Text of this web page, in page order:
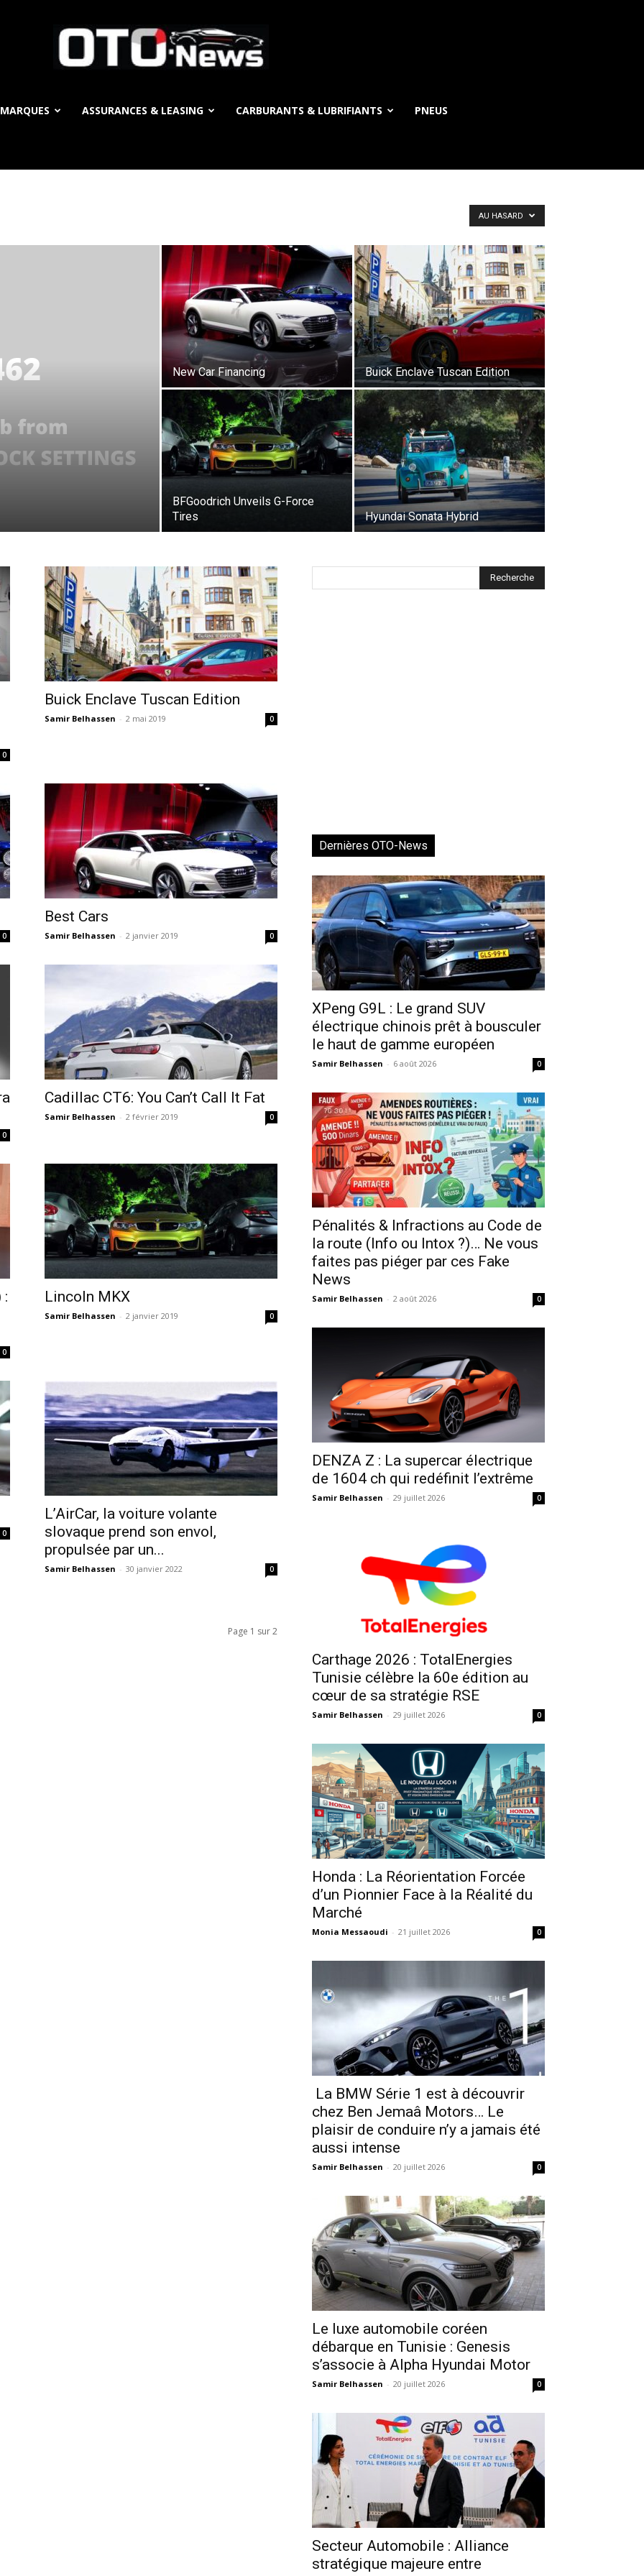
OTO
ASSURANCES & LEASING CARBURANTS & LUBRIFIANTS PNEUS
AU HASARD
New Car Financing Buick Enclave Tuscan Edition
BFGoodrich Unveils G-Force
Tires
Hyundai Sonata Hybrid
0
Buick Enclave Tuscan Edition
Samir Belhassen - 2 mai 2019 0
0
Best Cars
Samir Belhassen - 2 janvier 2019 0
0
Cadillac CT6: You Can’t Call It Fat
Samir Belhassen - 2 février 2019 0
:
0
Lincoln MKX
Samir Belhassen - 2 janvier 2019 0
0
L’AirCar, la voiture volante
slovaque prend son envol,
propulsée par un...
Samir Belhassen - 30 janvier 2022 0
Page 1 sur 2
Dernières OTO-News
XPeng G9L : Le grand SUV
électrique chinois prêt à bousculer
le haut de gamme européen
Samir Belhassen - 6 août 2026 0
Pénalités & Infractions au Code de
la route (Info ou Intox ?)… Ne vous
faites pas piéger par ces Fake
News
Samir Belhassen - 2 août 2026 0
DENZA Z : La supercar électrique
de 1604 ch qui redéfinit l’extrême
Samir Belhassen - 29 juillet 2026 0
Carthage 2026 : TotalEnergies
Tunisie célèbre la 60e édition au
cœur de sa stratégie RSE
Samir Belhassen - 29 juillet 2026 0
Honda : La Réorientation Forcée
d’un Pionnier Face à la Réalité du
Marché
Monia Messaoudi - 21 juillet 2026 0
La BMW Série 1 est à découvrir
chez Ben Jemaâ Motors… Le
plaisir de conduire n’y a jamais été
aussi intense
Samir Belhassen - 20 juillet 2026 0
Le luxe automobile coréen
débarque en Tunisie : Genesis
s’associe à Alpha Hyundai Motor
Samir Belhassen - 20 juillet 2026 0
Secteur Automobile : Alliance
stratégique majeure entre